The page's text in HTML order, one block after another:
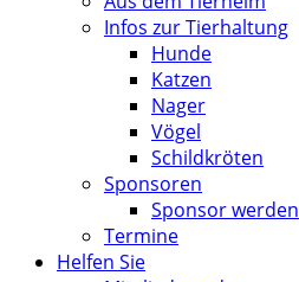
Infos zur Tierhaltung
Hunde
Katzen
Nager
Vögel
Schildkröten
Sponsoren
Sponsor werden
Termine
Helfen Sie